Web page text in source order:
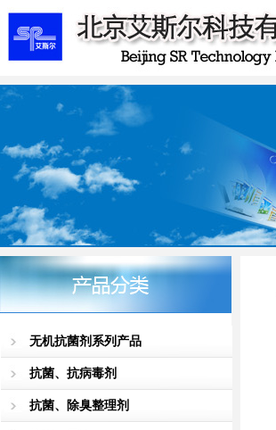
无机抗菌剂系列产品
抗菌、抗病毒剂
抗菌、除臭整理剂